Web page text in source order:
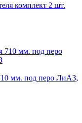
комплект 2 шт.
мм. под перо ЛиАЗ,